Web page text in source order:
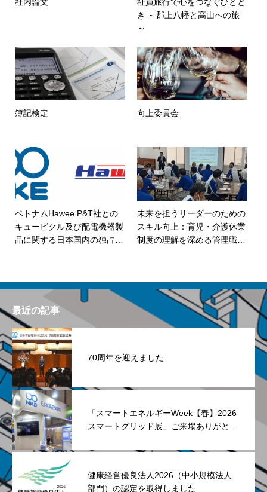
き ～郡上八幡と高山への旅
～
簿記検定 向上委員会
ベトナムHawee P&T社との
キュービクル及び配電機器製
品に関する日本国内の独占契
未来を担うリーダーのための
スキル向上：育児・介護休業
制度の理解を深める管理職研
最近の記事
70周年を迎えました
「スマートエネルギーWeek【春】2026
スマートグリッド展」ご来場ありがとう
健康経営優良法人2026（中小規模法人
部門）の認定を取得しました